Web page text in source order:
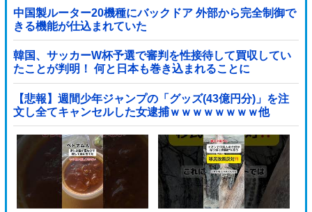
中国製ルーター20機種にバックドア 外部から完全制御で
きる機能が仕込まれていた
韓国、サッカーW杯予選で審判を性接待して買収してい
たことが判明！ 何と日本も巻き込まれることに
【悲報】週間少年ジャンプの「グッズ(43億円分)」を注
文し全てキャンセルした女逮捕ｗｗｗｗｗｗｗｗ他